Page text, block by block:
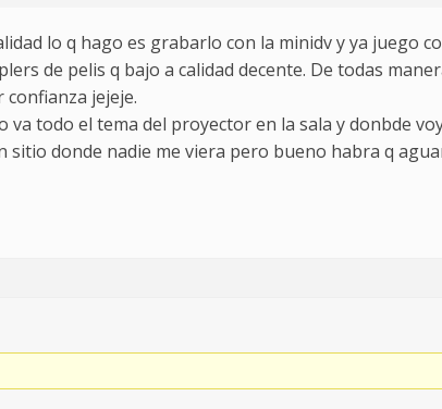
lo q hago es grabarlo con la minidv y ya juego
de pelis q bajo a calidad decente. De todas
jejeje.
todo el tema del proyector en la sala y donbde
donde nadie me viera pero bueno habra q